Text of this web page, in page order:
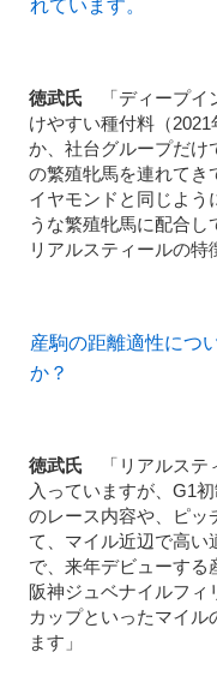
れています。
徳武氏 「ディープイ
けやすい種付料（
か、社台グループだけ
の繁殖牝馬を連れてき
イヤモンドと同じよう
うな繁殖牝馬に配合し
リアルスティールの特
産駒の距離適性につ
か？
徳武氏 「リアルステ
入っていますが、G1
のレース内容や、ピッ
て、マイル近辺で高い
で、来年デビューする
阪神ジュベナイルフィ
カップといったマイ
ます」